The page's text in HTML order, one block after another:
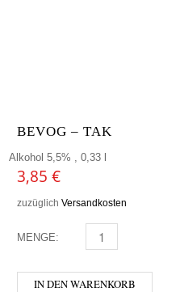
BEVOG – TAK
Alkohol 5,5% , 0,33 l
3,85 €
zuzüglich Versandkosten
MENGE: BEVOG - TAK MENGE
IN DEN WARENKORB